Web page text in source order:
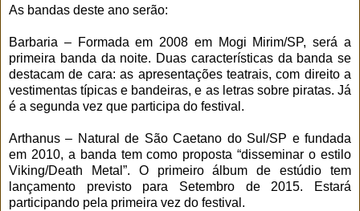
As bandas deste ano serão:
Barbaria – Formada em 2008 em Mogi Mirim/SP, será a
primeira banda da noite. Duas características da banda se
destacam de cara: as apresentações teatrais, com direito a
vestimentas típicas e bandeiras, e as letras sobre piratas. Já
é a segunda vez que participa do festival.
Arthanus – Natural de São Caetano do Sul/SP e fundada
em 2010, a banda tem como proposta “disseminar o estilo
Viking/Death Metal”. O primeiro álbum de estúdio tem
lançamento previsto para Setembro de 2015. Estará
participando pela primeira vez do festival.